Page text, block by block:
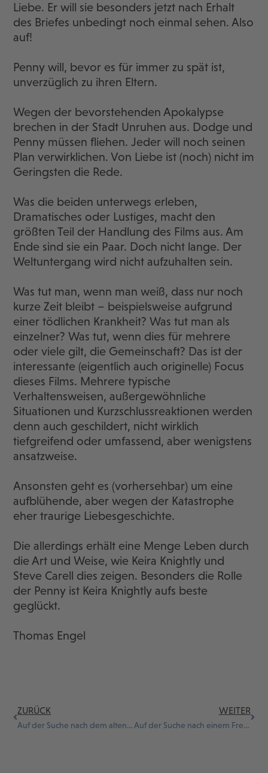
Liebe. Er will sie besonders jetzt nach Erhalt
des Briefes unbedingt noch einmal sehen. Also
auf!
Penny will, bevor es für immer zu spät ist,
unverzüglich zu ihren Eltern.
Wegen der bevorstehenden Apokalypse
brechen in der Stadt Unruhen aus. Dodge und
Penny müssen fliehen. Jeder will noch seinen
Plan verwirklichen. Von Liebe ist (noch) nicht im
Geringsten die Rede.
Was die beiden unterwegs erleben,
Dramatisches oder Lustiges, macht den
größten Teil der Handlung des Films aus. Am
Ende sind sie ein Paar. Doch nicht lange. Der
Weltuntergang wird nicht aufzuhalten sein.
Was tut man, wenn man weiß, dass nur noch
kurze Zeit bleibt – beispielsweise aufgrund
einer tödlichen Krankheit? Was tut man als
einzelner? Was tut, wenn dies für mehrere
oder viele gilt, die Gemeinschaft? Das ist der
interessante (eigentlich auch originelle) Focus
dieses Films. Mehrere typische
Verhaltensweisen, außergewöhnliche
Situationen und Kurzschlussreaktionen werden
denn auch geschildert, nicht wirklich
tiefgreifend oder umfassend, aber wenigstens
ansatzweise.
Ansonsten geht es (vorhersehbar) um eine
aufblühende, aber wegen der Katastrophe
eher traurige Liebesgeschichte.
Die allerdings erhält eine Menge Leben durch
die Art und Weise, wie Keira Knightly und
Steve Carell dies zeigen. Besonders die Rolle
der Penny ist Keira Knightly aufs beste
geglückt.
Thomas Engel
ZURÜCK
Auf der Suche nach dem alten Tibet – Eine Reise zu Buddhas Erben
WEITER
Auf der Suche nach einem Freund fürs Ende der Welt